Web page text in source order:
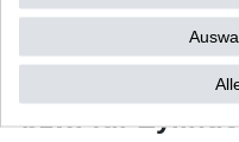
für links
bzw. für